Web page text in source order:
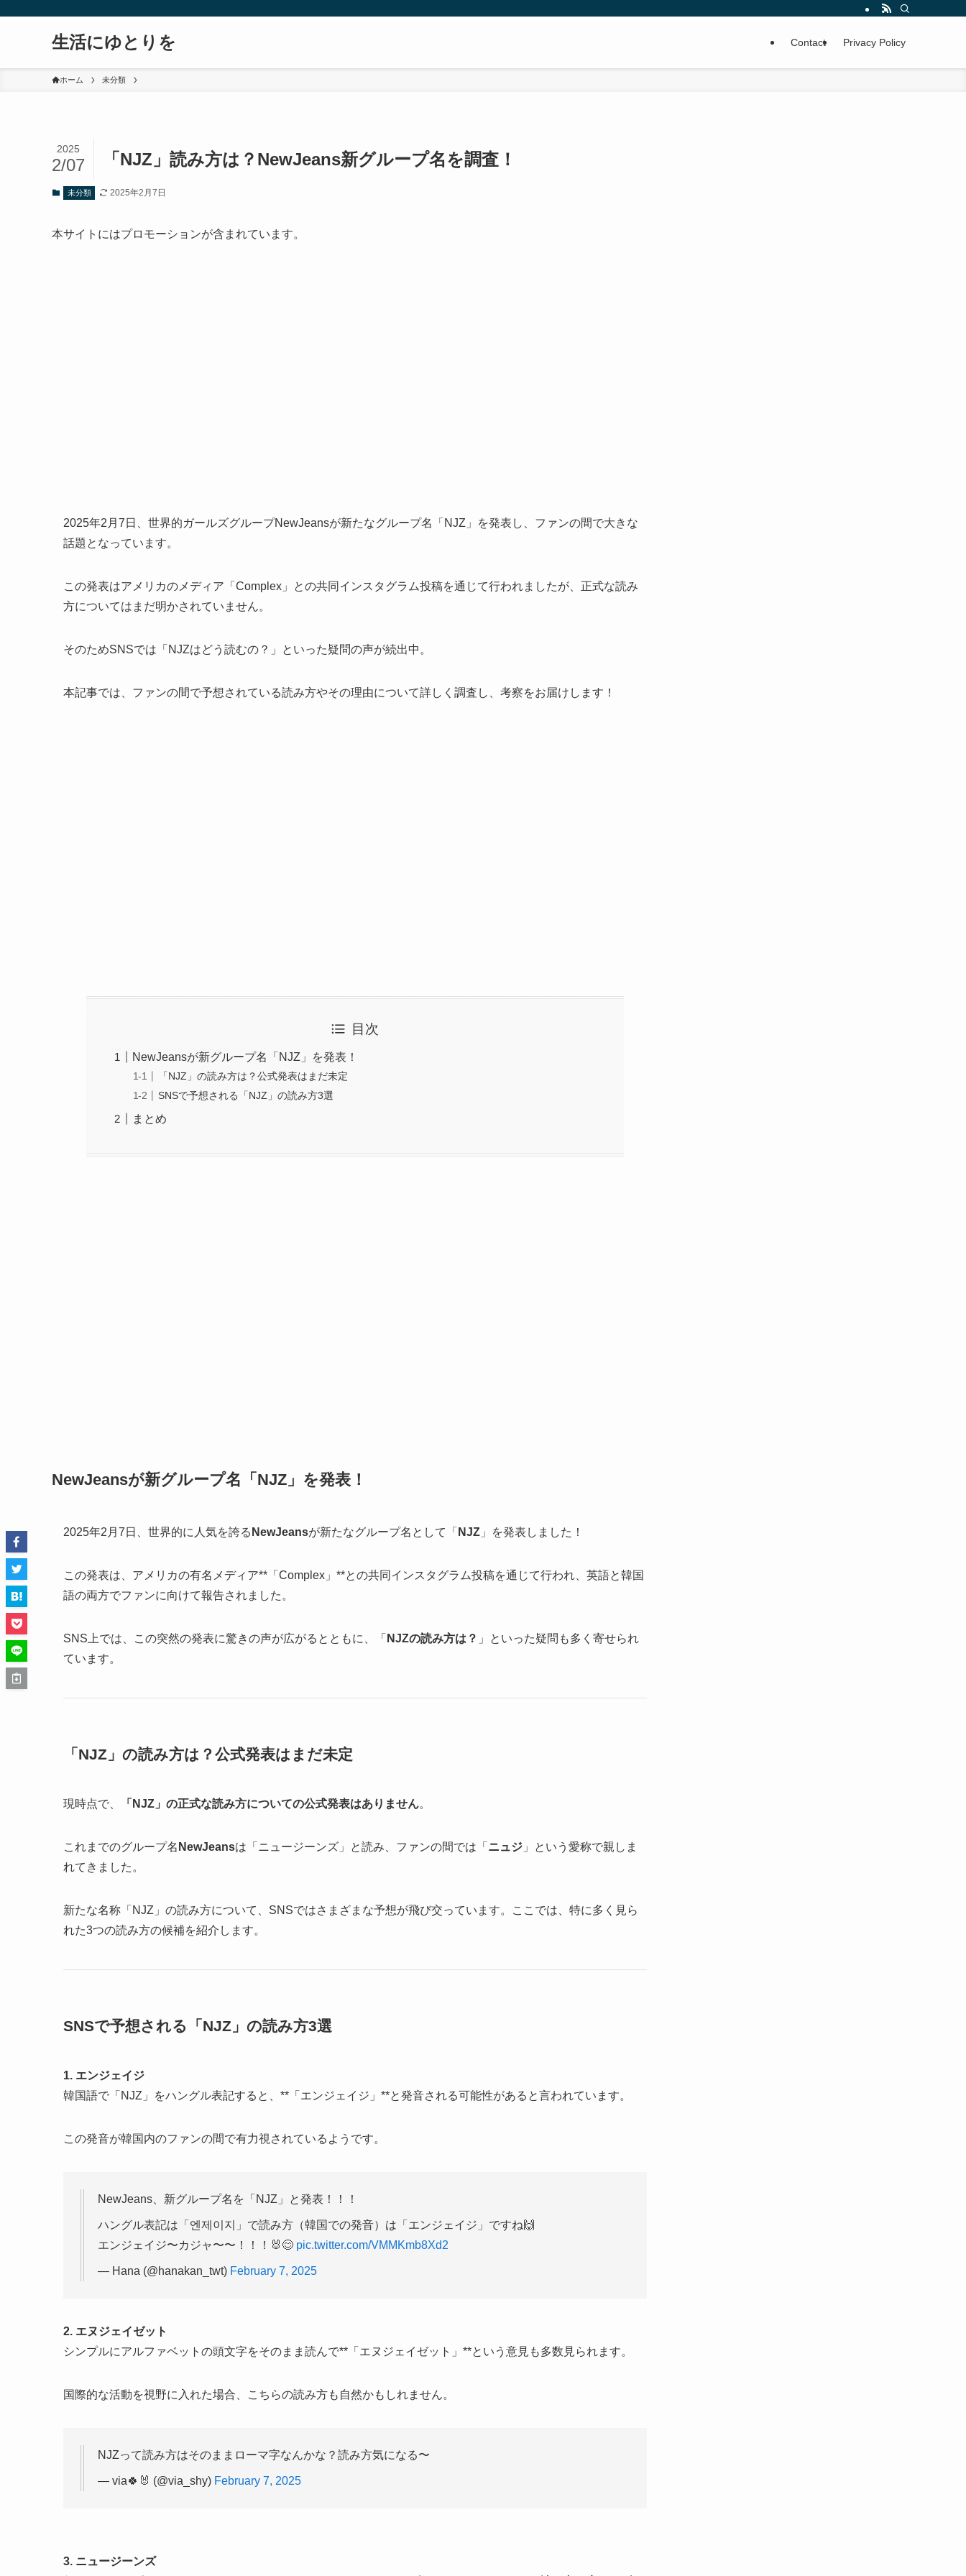
生活にゆとりを Contact Privacy Policy
ホーム 未分類
「NJZ」読み方は？NewJeans新グループ名を調査！
2025
2/07
未分類 2025年2月7日
本サイトにはプロモーションが含まれています。
2025年2月7日、世界的ガールズグループNewJeansが新たなグループ名「NJZ」を発表し、ファンの間で大きな
話題となっています。
この発表はアメリカのメディア「Complex」との共同インスタグラム投稿を通じて行われましたが、正式な読み
方についてはまだ明かされていません。
そのためSNSでは「NJZはどう読むの？」といった疑問の声が続出中。
本記事では、ファンの間で予想されている読み方やその理由について詳しく調査し、考察をお届けします！
目次
NewJeansが新グループ名「NJZ」を発表！
「NJZ」の読み方は？公式発表はまだ未定
SNSで予想される「NJZ」の読み方3選
まとめ
NewJeansが新グループ名「NJZ」を発表！
2025年2月7日、世界的に人気を誇る NewJeansが新たなグループ名として「 NJZ 」を発表しました！
この発表は、アメリカの有名メディア**「Complex」**との共同インスタグラム投稿を通じて行われ、英語と韓国
語の両方でファンに向けて報告されました。
SNS上では、この突然の発表に驚きの声が広がるとともに、「 NJZの読み方は？ 」といった疑問も多く寄せられ
ています。
「NJZ」の読み方は？公式発表はまだ未定
現時点で、 「NJZ」の正式な読み方についての公式発表はありません。
これまでのグループ名 NewJeansは「ニュージーンズ」と読み、ファンの間では「 ニュジ 」という愛称で親しま
れてきました。
新たな名称「NJZ」の読み方について、SNSではさまざまな予想が飛び交っています。ここでは、特に多く見ら
れた3つの読み方の候補を紹介します。
SNSで予想される「NJZ」の読み方3選
1. エンジェイジ
韓国語で「NJZ」をハングル表記すると、**「エンジェイジ」**と発音される可能性があると言われています。
この発音が韓国内のファンの間で有力視されているようです。
NewJeans、新グループ名を「NJZ」と発表！！！
ハングル表記は「엔제이지」で読み方（韓国での発音）は「エンジェイジ」ですね🙌
エンジェイジ〜カジャ〜〜！！！🐰😊 pic.twitter.com/VMMKmb8Xd2
— Hana (@hanakan_twt) February 7, 2025
2. エヌジェイゼット
シンプルにアルファベットの頭文字をそのまま読んで**「エヌジェイゼット」**という意見も多数見られます。
国際的な活動を視野に入れた場合、こちらの読み方も自然かもしれません。
NJZって読み方はそのままローマ字なんかな？読み方気になる〜
— via🍀🐰 (@via_shy) February 7, 2025
3. ニュージーンズ